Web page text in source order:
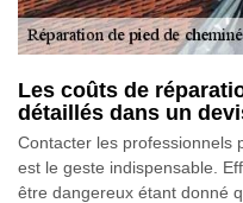
Les coûts de
détaillés dans un
Contacter les professionnels
est le geste indispensable.
être dangereux étant donné